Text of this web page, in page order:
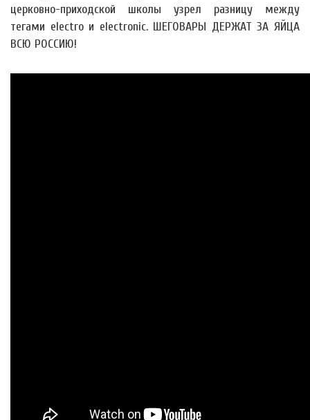
церковно-приходской школы узрел разницу между
тегами electro и electronic. ШЕГОВАРЫ ДЕРЖАТ ЗА ЯЙЦА
ВСЮ РОССИЮ!